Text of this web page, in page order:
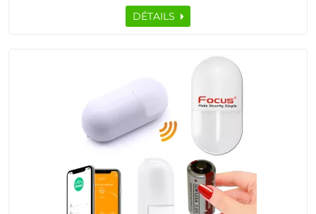
systèmes d'alarme Meian, permettant un contrôle à distance
via l'application mobile Smart Security. Ce détecteur signale
Avec une portée de détection de ~10 m et une immunité aux
animaux, ce détecteur garantit une protection optimale. En
push, SMS ou appels. Profitez d'une sécurité accrue avec ce
produit original de Meian, garanti 2 ans.
DÉTAILS